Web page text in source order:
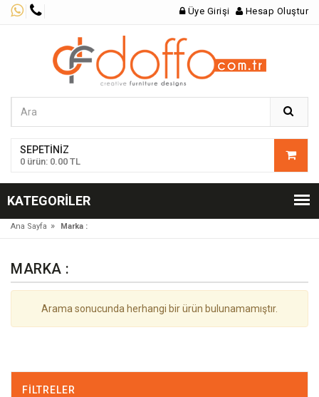
Üye Girişi Hesap Oluştur
SEPETINIZ
0 ürün: 0.00 TL
KATEGORILER
Ana Sayfa » Marka :
MARKA :
Arama sonucunda herhangi bir ürün bulunamamıştır.
FILTRELER